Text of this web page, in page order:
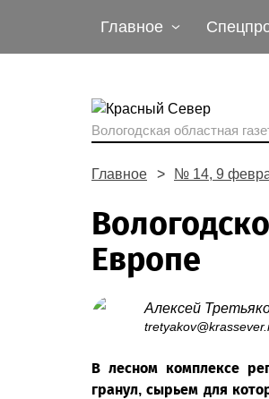
Главное
Вологодская областная
Главное № 14, 9
Европе
Алексей
В лесном комплексе
гранул, сырьем для